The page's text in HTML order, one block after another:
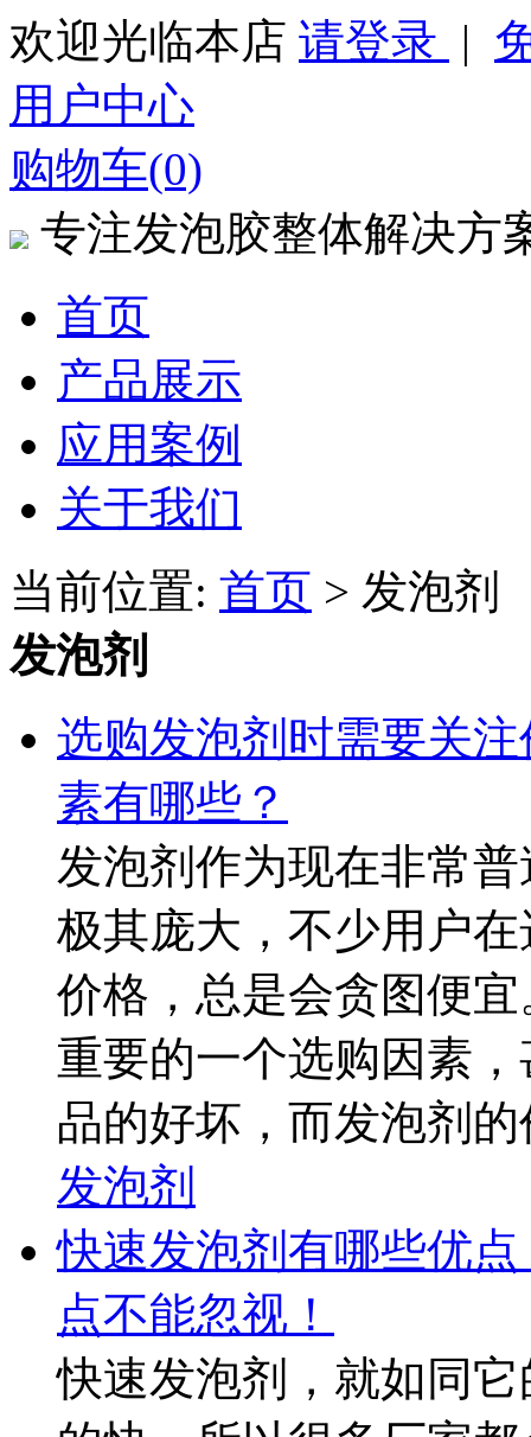
欢迎光临本店 请登录 |
用户中心
购物车(0)
专注发泡胶整体解决方
首页
产品展示
应用案例
关于我们
当前位置: 首页 > 发泡剂
发泡剂
选购发泡剂时需要关
素有哪些？
发泡剂作为现在非常
极其庞大，不少用户
价格，总是会贪图便
重要的一个选购因素
品的好坏，而发泡剂
发泡剂
快速发泡剂有哪些优
点不能忽视！
快速发泡剂，就如同